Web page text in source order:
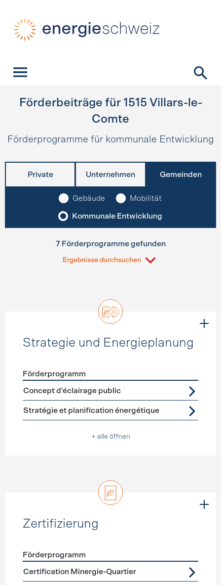
Förderbeiträge für 1515 Villars-le-
Comte
Förderprogramme für kommunale Entwicklung
Private Unternehmen Gemeinden
Gebäude Mobilität
Kommunale Entwicklung
7 Förderprogramme gefunden
Ergebnisse durchsuchen
Strategie und Energieplanung
Förderprogramme Strategie und Energieplanung
Förderprogramm
Concept d'éclairage public
Stratégie et planification énergétique
+ alle öffnen
Zertifizierung
Förderprogramme Zertifizierung
Förderprogramm
Certification Minergie-Quartier